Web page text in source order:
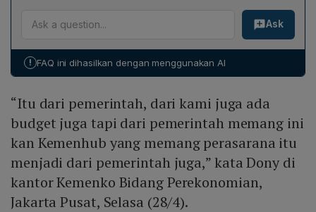
Targetnya adalah memperbaiki 1.800 perlintasan
kereta, termasuk pemasangan pintu dan pembangunan
pos jaga atau flyover di titik‑titik kritis. Pemerintah juga
evaluasi manajemen serta menyiapkan langkah
Ask
! FAQ ini dihasilkan dengan menggunakan AI
“Itu dari pemerintah, dari kami juga ada
budget juga tapi dari pemerintah memang ini
kan Kemenhub yang memang perasarana itu
menjadi dari pemerintah juga,” kata Dony di
kantor Kemenko Bidang Perekonomian,
Jakarta Pusat, Selasa (28/4).